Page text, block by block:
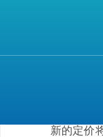
新的定价